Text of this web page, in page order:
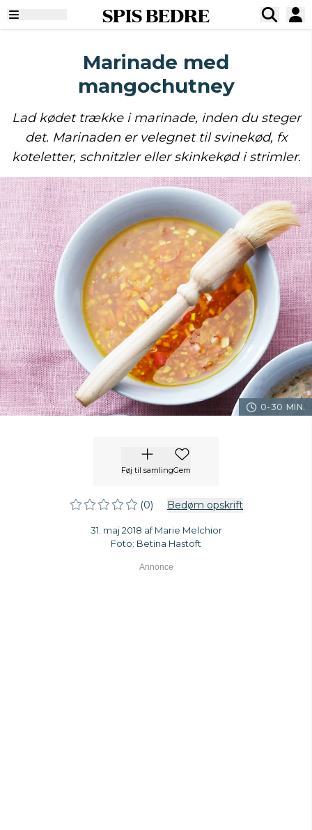
SPIS BEDRE
Marinade med
mangochutney
Lad kødet trække i marinade, inden du steger
det. Marinaden er velegnet til svinekød, fx
koteletter, schnitzler eller skinkekød i strimler.
0-30 MIN.
Føj til samlingGem
(0) Bedøm opskrift
31. maj 2018 af Marie Melchior
Foto: Betina Hastoft